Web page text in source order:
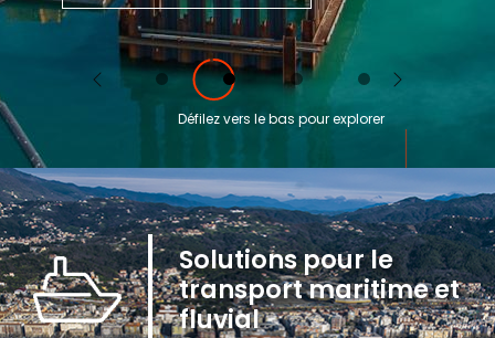
Previous Next
Défilez vers le bas pour explorer
Solutions pour le
transport maritime et
fluvial